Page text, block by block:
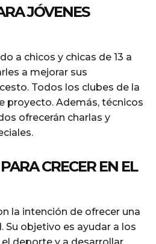
JÓVENES
a chicos y chicas de 13 a
a mejorar sus
Todos los clubes de la
proyecto. Además, técnicos
ofrecerán charlas y
CRECER EN EL
la intención de ofrecer una
Su objetivo es ayudar a los